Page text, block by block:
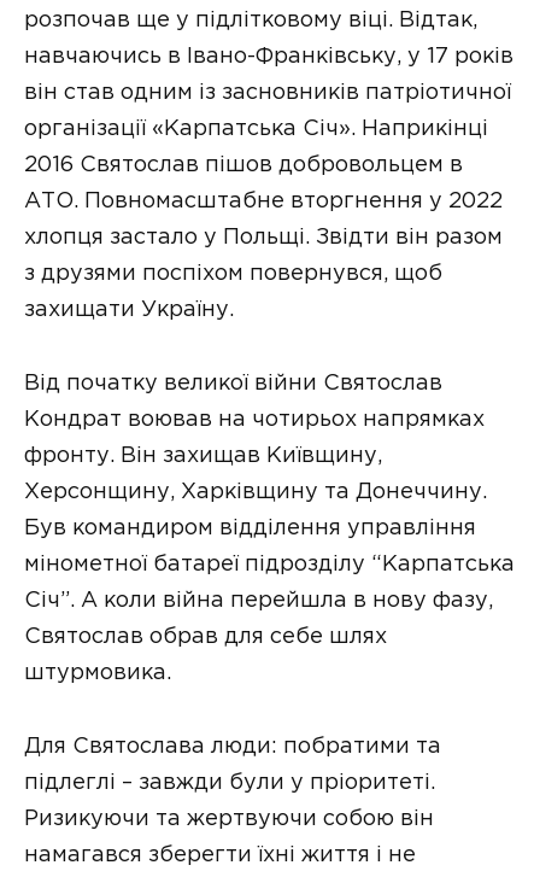
розпочав ще у підлітковому віці. Відтак,
навчаючись в Івано-Франківську, у 17 років
він став одним із засновників патріотичної
організації «Карпатська Січ». Наприкінці
2016 Святослав пішов добровольцем в
АТО. Повномасштабне вторгнення у 2022
хлопця застало у Польщі. Звідти він разом
з друзями поспіхом повернувся, щоб
захищати Україну.
Від початку великої війни Святослав
Кондрат воював на чотирьох напрямках
фронту. Він захищав Київщину,
Херсонщину, Харківщину та Донеччину.
Був командиром відділення управління
мінометної батареї підрозділу “Карпатська
Січ”. А коли війна перейшла в нову фазу,
Святослав обрав для себе шлях
штурмовика.
Для Святослава люди: побратими та
підлеглі – завжди були у пріоритеті.
Ризикуючи та жертвуючи собою він
намагався зберегти їхні життя і не